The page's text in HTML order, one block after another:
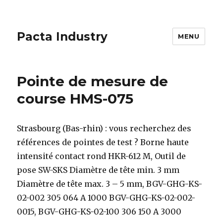
Pacta Industry MENU
Pointe de mesure de
course HMS-075
Strasbourg (Bas-rhin) : vous recherchez des
références de pointes de test ? Borne haute
intensité contact rond HKR-612 M, Outil de
pose SW-SKS Diamètre de tête min. 3 mm
Diamètre de tête max. 3 – 5 mm, BGV-GHG-KS-
02-002 305 064 A 1000 BGV-GHG-KS-02-002-
0015, BGV-GHG-KS-02-100 306 150 A 3000